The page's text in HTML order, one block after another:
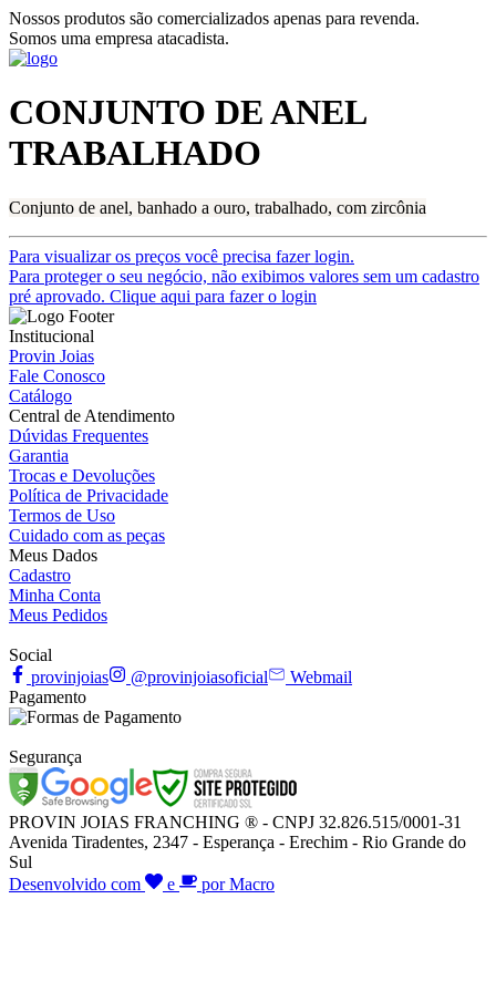
Nossos produtos são comercializados apenas para revenda.
Somos uma empresa atacadista.
CONJUNTO DE ANEL
TRABALHADO
Conjunto de anel, banhado a ouro, trabalhado, com zircônia
Para visualizar os preços você precisa fazer login.
Para proteger o seu negócio, não exibimos valores sem um cadastro
pré aprovado. Clique aqui para fazer o login
Institucional
Provin Joias
Fale Conosco
Catálogo
Central de Atendimento
Dúvidas Frequentes
Garantia
Trocas e Devoluções
Política de Privacidade
Termos de Uso
Cuidado com as peças
Meus Dados
Cadastro
Minha Conta
Meus Pedidos
Social
provinjoias
@provinjoiasoficial
Webmail
Pagamento
Segurança
PROVIN JOIAS FRANCHING ® - CNPJ 32.826.515/0001-31
Avenida Tiradentes, 2347 - Esperança - Erechim - Rio Grande do
Sul
Desenvolvido com
e por Macro